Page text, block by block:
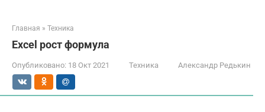
Главная » Техника
Excel рост формула
Опубликовано: 18 Окт 2021 Техника Александр Редькин